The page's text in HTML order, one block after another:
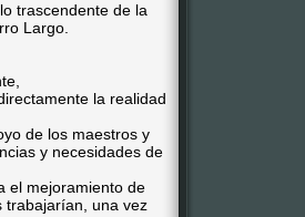
trascendente de la
Largo.
la realidad
de los maestros y
y necesidades de
el mejoramiento de
trabajarían, una vez